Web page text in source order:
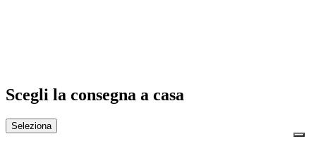
Scegli la consegna a casa
Seleziona